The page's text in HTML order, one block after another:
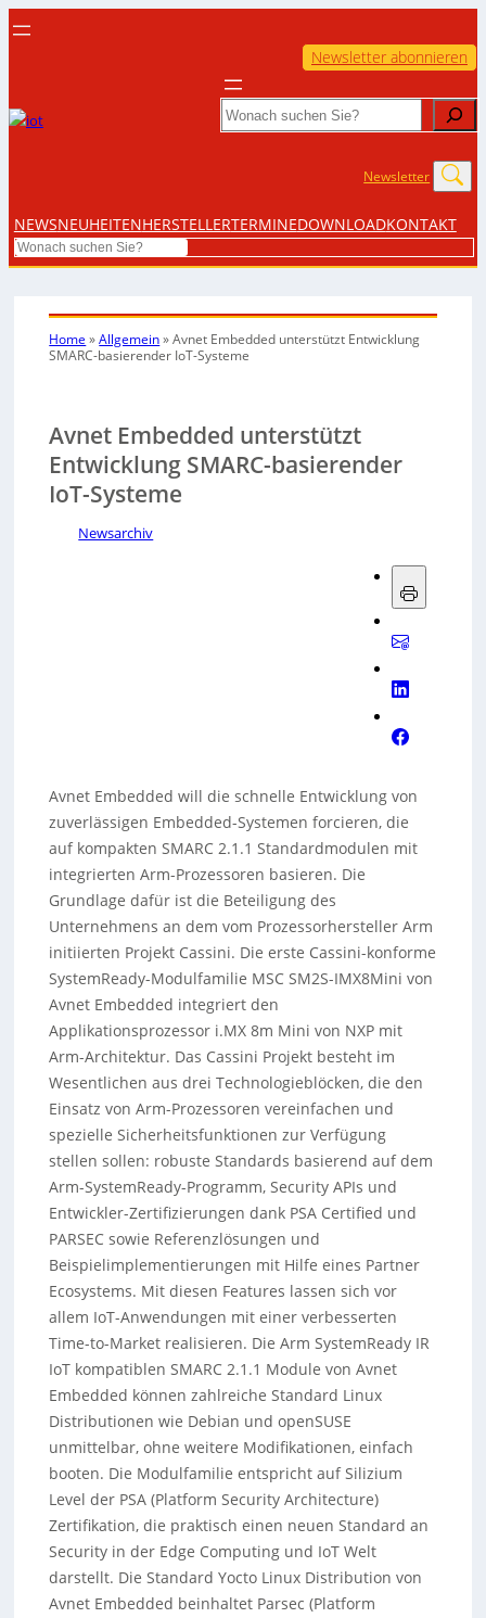
Newsletter abonnieren
Search
Newsletter
NEWSNEUHEITENHERSTELLERTERMINEDOWNLOADKONTAKT
Search
Home »Allgemein»Avnet Embedded unterstützt Entwicklung
SMARC-basierender IoT-Systeme
Avnet Embedded unterstützt
Entwicklung SMARC-basierender
IoT-Systeme
Newsarchiv
Avnet Embedded will die schnelle Entwicklung von
zuverlässigen Embedded-Systemen forcieren, die
auf kompakten SMARC 2.1.1 Standardmodulen mit
integrierten Arm-Prozessoren basieren. Die
Grundlage dafür ist die Beteiligung des
Unternehmens an dem vom Prozessorhersteller Arm
initiierten Projekt Cassini. Die erste Cassini-konforme
SystemReady-Modulfamilie MSC SM2S-IMX8Mini von
Avnet Embedded integriert den
Applikationsprozessor i.MX 8m Mini von NXP mit
Arm-Architektur. Das Cassini Projekt besteht im
Wesentlichen aus drei Technologieblöcken, die den
Einsatz von Arm-Prozessoren vereinfachen und
spezielle Sicherheitsfunktionen zur Verfügung
stellen sollen: robuste Standards basierend auf dem
Arm-SystemReady-Programm, Security APIs und
Entwickler-Zertifizierungen dank PSA Certified und
PARSEC sowie Referenzlösungen und
Beispielimplementierungen mit Hilfe eines Partner
Ecosystems. Mit diesen Features lassen sich vor
allem IoT-Anwendungen mit einer verbesserten
Time-to-Market realisieren. Die Arm SystemReady IR
IoT kompatiblen SMARC 2.1.1 Module von Avnet
Embedded können zahlreiche Standard Linux
Distributionen wie Debian und openSUSE
unmittelbar, ohne weitere Modifikationen, einfach
booten. Die Modulfamilie entspricht auf Silizium
Level der PSA (Platform Security Architecture)
Zertifikation, die praktisch einen neuen Standard an
Security in der Edge Computing und IoT Welt
darstellt. Die Standard Yocto Linux Distribution von
Avnet Embedded beinhaltet Parsec (Platform